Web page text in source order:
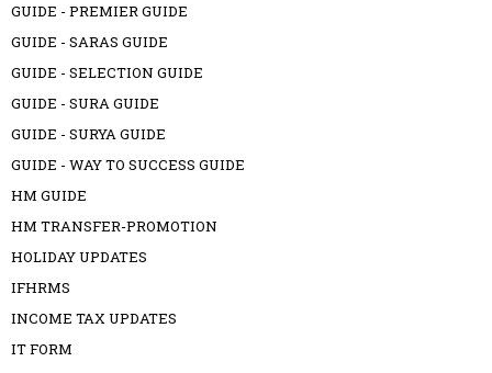
GUIDE - PREMIER GUIDE
GUIDE - SARAS GUIDE
GUIDE - SELECTION GUIDE
GUIDE - SURA GUIDE
GUIDE - SURYA GUIDE
GUIDE - WAY TO SUCCESS GUIDE
HM GUIDE
HM TRANSFER-PROMOTION
HOLIDAY UPDATES
IFHRMS
INCOME TAX UPDATES
IT FORM